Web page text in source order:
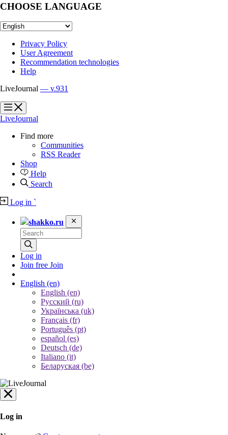
CHOOSE LANGUAGE
Privacy Policy
User Agreement
Recommendation technologies
Help
LiveJournal — v.931
?
?
LiveJournal
Find more
Communities
RSS Reader
Shop
Help
Search
Log in `
shakko.ru
Log in
Join free Join
English (en)
English (en)
Русский (ru)
Українська (uk)
Français (fr)
Português (pt)
español (es)
Deutsch (de)
Italiano (it)
Беларуская (be)
Log in